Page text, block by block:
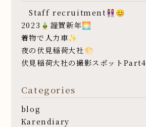
Staff recruitment👭😊
2023🎍謹賀新年🌅
着物で人力車✨
夜の伏見稲荷大社🌕
伏見稲荷大社の撮影スポットPart4
Categories
blog
Karendiary